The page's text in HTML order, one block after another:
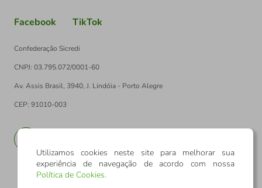
Facebook TikTok
Confederação Sicredi
CNPJ: 03.795.072/0001-60
Av. Assis Brasil, 3940, J. Lindóia - Porto Alegre
CEP: 91010-003
Utilizamos cookies neste site para melhorar sua
experiência de navegação de acordo com nossa
Política de Cookies.